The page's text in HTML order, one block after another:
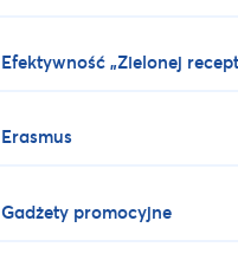
Efektywność „Zielonej
Erasmus
Gadżety promocyjne